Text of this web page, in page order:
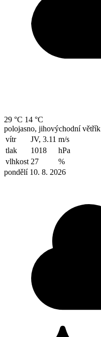
29 °C 14 °C
polojasno, jihovýchodní větřík
vítr
JV, 3.11 m/s
tlak
1018
hPa
vlhkost 27
%
pondělí 10. 8. 2026